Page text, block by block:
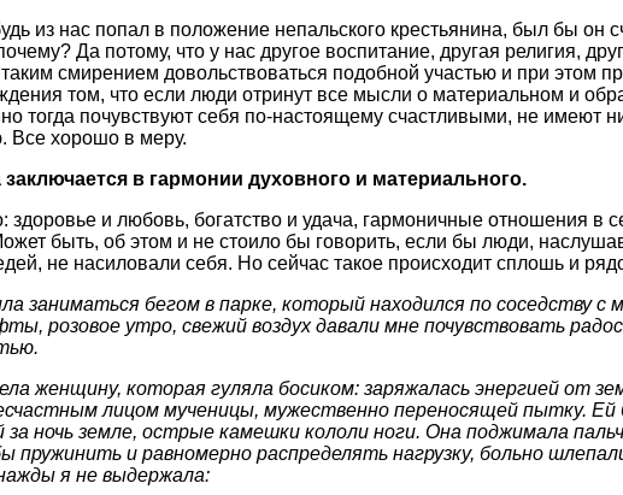
из нас попал в положение непальского крестьянина, был бы он
Да потому, что у нас другое воспитание, другая религия,
смирением довольствоваться подобной участью и при этом
том, что если люди отринут все мысли о материальном и
тогда почувствуют себя по-настоящему счастливыми, не имеют
Все хорошо в меру.
заключается в гармонии духовного и материального.
здоровье и любовь, богатство и удача, гармоничные отношения в
быть, об этом и не стоило бы говорить, если бы люди,
не насиловали себя. Но сейчас такое происходит сплошь и
заниматься бегом в парке, который находился по соседству с
розовое утро, свежий воздух давали мне почувствовать
женщину, которая гуляла босиком: заряжалась энергией от
лицом мученицы, мужественно переносящей пытку. Ей
ночь земле, острые камешки кололи ноги. Она поджимала
пружинить и равномерно распределять нагрузку, больно
я не выдержала: